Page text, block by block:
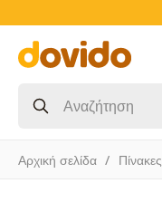
Αρχική σελίδα Πίνακες